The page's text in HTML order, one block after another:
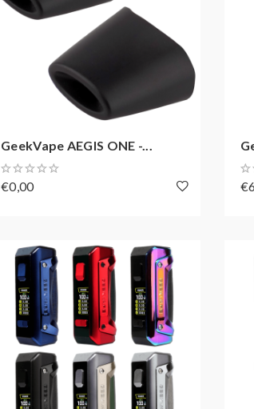
GeekVape AEGIS ONE -...
€0,00